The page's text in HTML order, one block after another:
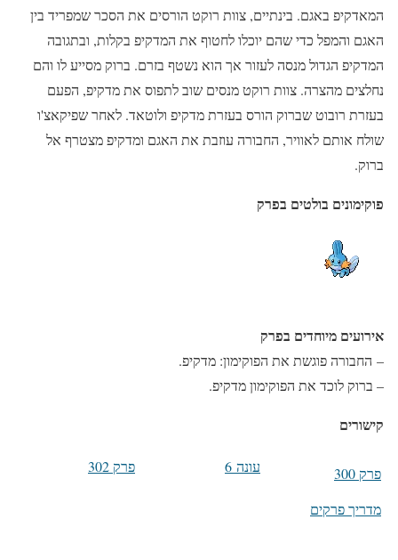
המאדקיפ באגם. בינתיים, צוות רוקט הורסים את הסכר שמפריד בין
האגם והמפל כדי שהם יוכלו לחטוף את המדקיפ בקלות, ובתגובה
המדקיפ הגדול מנסה לעזור אך הוא נשטף בזרם. ברוק מסייע לו והם
נחלצים מהצרה. צוות רוקט מנסים שוב לתפוס את מדקיפ, הפעם
בעזרת רובוט שברוק הורס בעזרת מדקיפ ולוטאד. לאחר שפיקאצ'ו
שולח אותם לאוויר, החבורה עוזבת את האגם ומדקיפ מצטרף אל
ברוק.
פוקימונים בולטים בפרק
אירועים מיוחדים בפרק
– החבורה פוגשת את הפוקימון: מדקיפ.
– ברוק לוכד את הפוקימון מדקיפ.
קישורים
פרק 300 עונה 6 פרק 302
מדריך פרקים